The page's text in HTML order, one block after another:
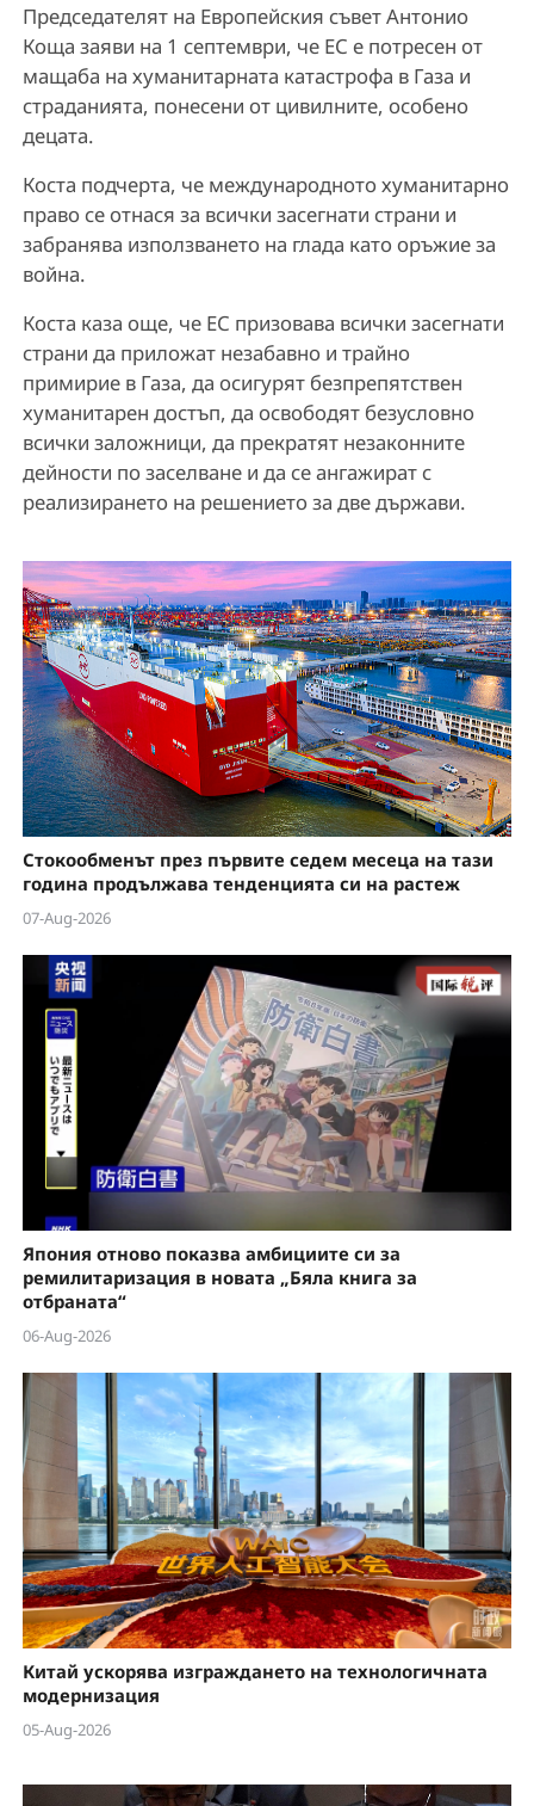
Председателят на Европейския съвет Антонио
Коща заяви на 1 септември, че ЕС е потресен от
мащаба на хуманитарната катастрофа в Газа и
страданията, понесени от цивилните, особено
децата.
Коста подчерта, че международното хуманитарно
право се отнася за всички засегнати страни и
забранява използването на глада като оръжие за
война.
Коста каза още, че ЕС призовава всички засегнати
страни да приложат незабавно и трайно
примирие в Газа, да осигурят безпрепятствен
хуманитарен достъп, да освободят безусловно
всички заложници, да прекратят незаконните
дейности по заселване и да се ангажират с
реализирането на решението за две държави.
Стокообменът през първите седем месеца на тази
година продължава тенденцията си на растеж
07-Aug-2026
Япония отново показва амбициите си за
ремилитаризация в новата „Бяла книга за
отбраната“
06-Aug-2026
Китай ускорява изграждането на технологичната
модернизация
05-Aug-2026